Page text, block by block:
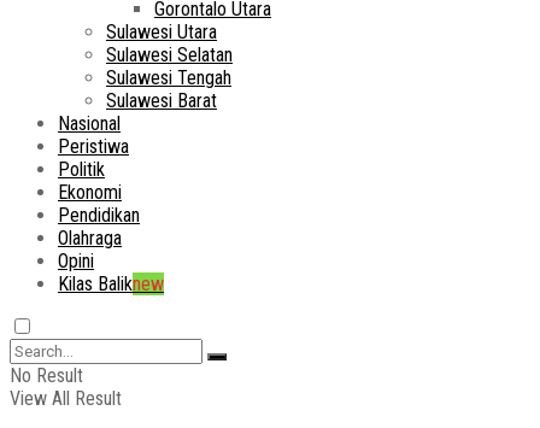
Gorontalo Utara
Sulawesi Utara
Sulawesi Selatan
Sulawesi Tengah
Sulawesi Barat
Nasional
Peristiwa
Politik
Ekonomi
Pendidikan
Olahraga
Opini
Kilas Baliknew
No Result
View All Result